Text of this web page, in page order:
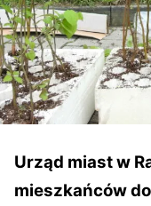
Urząd miast w
mieszkańców